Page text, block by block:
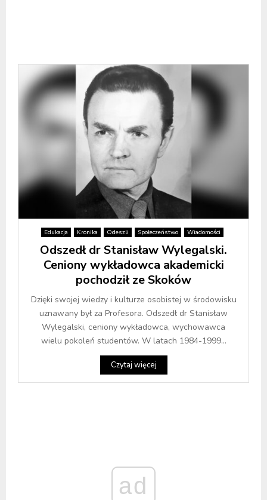
Edukacja Kronika Odeszli Społeczeństwo Wiadomości
Odszedł dr Stanisław Wylegalski.
Ceniony wykładowca akademicki
pochodził ze Skoków
Dzięki swojej wiedzy i kulturze osobistej w środowisku
uznawany był za Profesora. Odszedł dr Stanisław
Wylegalski, ceniony wykładowca, wychowawca
wielu pokoleń studentów. W latach 1984-1999...
Czytaj więcej
ad